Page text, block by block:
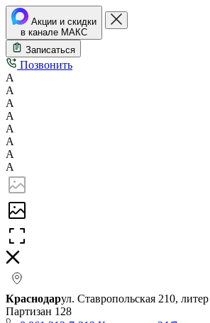
Акции и скидки
в канале МАКС
Записаться
Позвонить
А
А
А
А
А
А
А
А
Краснодарул. Ставропольская 210,
Партизан 128